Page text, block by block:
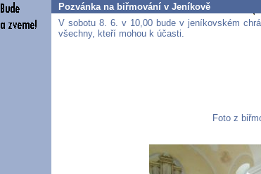
Pozvánka na biřmování v Jeníkově
V sobotu 8. 6. v 10,00 bude v jeníkovském
všechny, kteří mohou k účasti.
Foto z